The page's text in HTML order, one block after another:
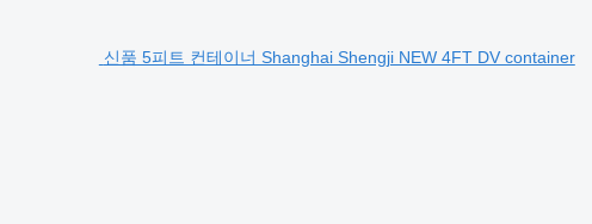
신품 5피트 컨테이너 Shanghai Shengji NEW 4FT DV container